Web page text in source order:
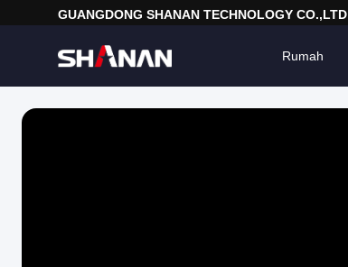
GUANGDONG SHANAN TECHNOLOGY CO.,LTD
Rumah